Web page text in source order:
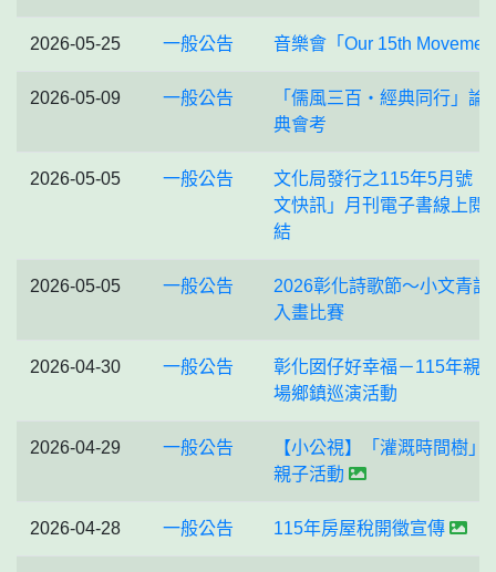
2026-05-25 一般公告 音樂會「Our 15th
2026-05-09 一般公告
「儒風三百・經典同行」論
典會考
2026-05-05 一般公告
文化局發行之115年5月號「
文快訊」月刊電子書線上閱
結
2026-05-05 一般公告
2026彰化詩歌節～小文青詩
入畫比賽
2026-04-30 一般公告
彰化囡仔好幸福－115年親
場鄉鎮巡演活動
2026-04-29 一般公告
【小公視】「灌溉時間樹」
親子活動
2026-04-28 一般公告 115年房屋稅開徵宣傳